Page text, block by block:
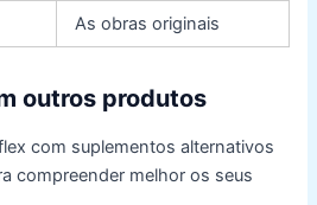
As obras originais
outros produtos
com suplementos alternativos
compreender melhor os seus